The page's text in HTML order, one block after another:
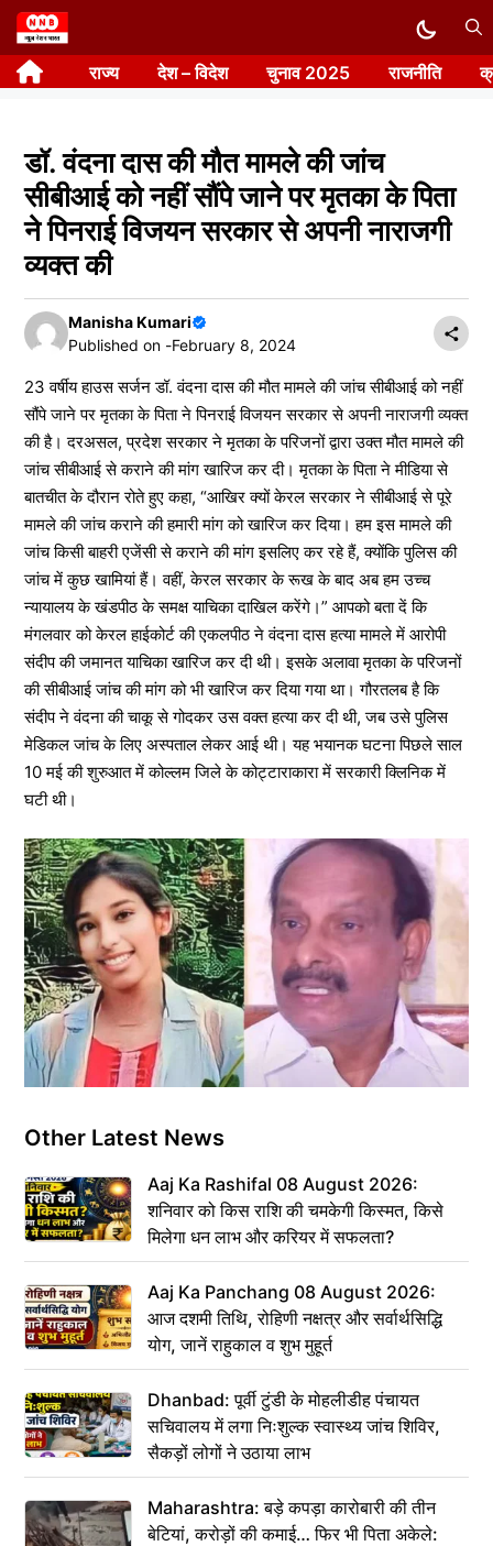
Skip
to
content राज्य देश – विदेश चुनाव 2025 राजनीति
डॉ. वंदना दास की मौत मामले की जांच
सीबीआई को नहीं सौंपे जाने पर मृतका के पिता
ने पिनराई विजयन सरकार से अपनी नाराजगी
व्यक्त की
Manisha Kumari
Published on -February 8, 2024
23 वर्षीय हाउस सर्जन डॉ. वंदना दास की मौत मामले की जांच सीबीआई को नहीं
सौंपे जाने पर मृतका के पिता ने पिनराई विजयन सरकार से अपनी नाराजगी व्यक्त
की है। दरअसल, प्रदेश सरकार ने मृतका के परिजनों द्वारा उक्त मौत मामले की
जांच सीबीआई से कराने की मांग खारिज कर दी। मृतका के पिता ने मीडिया से
बातचीत के दौरान रोते हुए कहा, “आखिर क्यों केरल सरकार ने सीबीआई से पूरे
मामले की जांच कराने की हमारी मांग को खारिज कर दिया। हम इस मामले की
जांच किसी बाहरी एजेंसी से कराने की मांग इसलिए कर रहे हैं, क्योंकि पुलिस की
जांच में कुछ खामियां हैं। वहीं, केरल सरकार के रूख के बाद अब हम उच्च
न्यायालय के खंडपीठ के समक्ष याचिका दाखिल करेंगे।” आपको बता दें कि
मंगलवार को केरल हाईकोर्ट की एकलपीठ ने वंदना दास हत्या मामले में आरोपी
संदीप की जमानत याचिका खारिज कर दी थी। इसके अलावा मृतका के परिजनों
की सीबीआई जांच की मांग को भी खारिज कर दिया गया था। गौरतलब है कि
संदीप ने वंदना की चाकू से गोदकर उस वक्त हत्या कर दी थी, जब उसे पुलिस
मेडिकल जांच के लिए अस्पताल लेकर आई थी। यह भयानक घटना पिछले साल
10 मई की शुरुआत में कोल्लम जिले के कोट्टाराकारा में सरकारी क्लिनिक में
घटी थी।
Other Latest News
Aaj Ka Rashifal 08 August 2026:
शनिवार को किस राशि की चमकेगी किस्मत, किसे
मिलेगा धन लाभ और करियर में सफलता?
Aaj Ka Panchang 08 August 2026:
आज दशमी तिथि, रोहिणी नक्षत्र और सर्वार्थसिद्धि
योग, जानें राहुकाल व शुभ मुहूर्त
Dhanbad: पूर्वी टुंडी के मोहलीडीह पंचायत
सचिवालय में लगा निःशुल्क स्वास्थ्य जांच शिविर,
सैकड़ों लोगों ने उठाया लाभ
Maharashtra: बड़े कपड़ा कारोबारी की तीन
बेटियां, करोड़ों की कमाई… फिर भी पिता अकेले: